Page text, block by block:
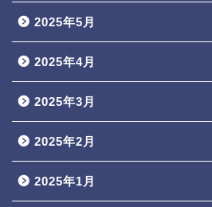
2025年5月
2025年4月
2025年3月
2025年2月
2025年1月